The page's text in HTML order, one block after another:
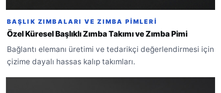
BAŞLIK ZIMBALARI VE ZIMBA PIMLERI
Özel Küresel Başlıklı Zımba Takımı ve Zımba Pimi
Bağlantı elemanı üretimi ve tedarikçi değerlendirmesi için
çizime dayalı hassas kalıp takımları.